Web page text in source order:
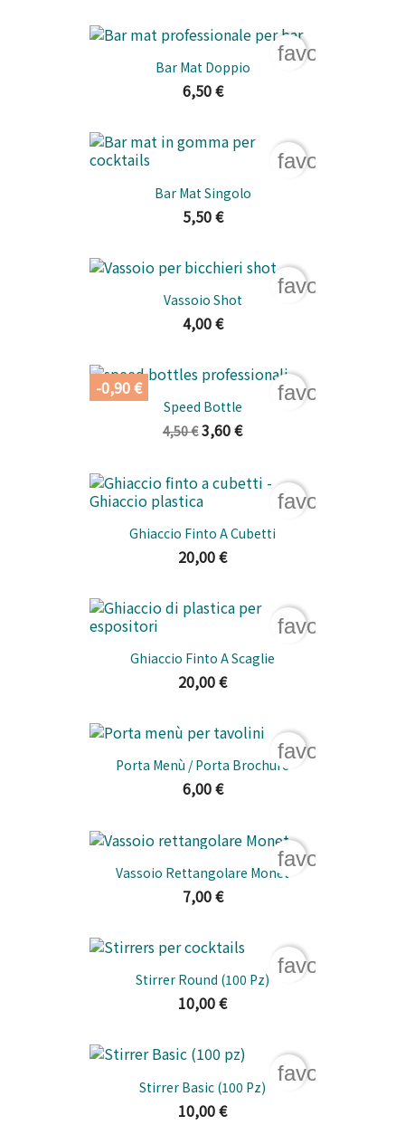
Bar Mat Doppio
6,50 €
Bar Mat Singolo
5,50 €
Vassoio Shot
4,00 €
Speed Bottle
4,50 € 3,60 €
-0,90 €
Ghiaccio Finto A Cubetti
20,00 €
Ghiaccio Finto A Scaglie
20,00 €
Porta Menù / Porta Brochure
6,00 €
Vassoio Rettangolare Monet
7,00 €
Stirrer Round (100 Pz)
10,00 €
Stirrer Basic (100 Pz)
10,00 €